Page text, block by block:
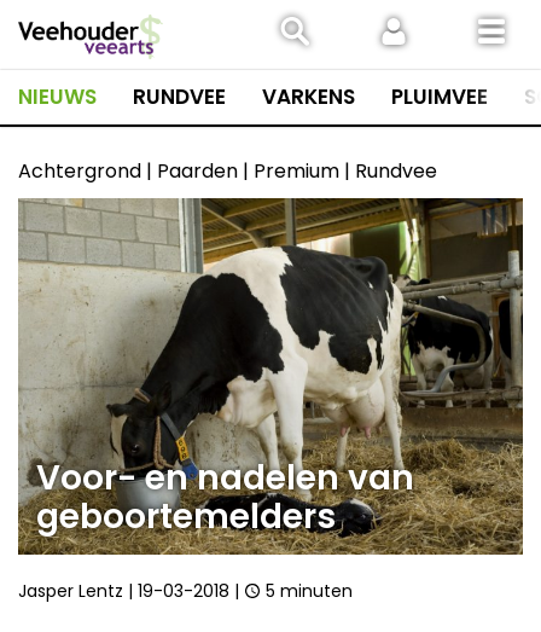
naar
inhoud
NIEUWS RUNDVEE VARKENS PLUIMVEE
Achtergrond | Paarden | Premium | Rundvee
Voor- en nadelen van
geboortemelders
Jasper Lentz | 19-03-2018 | 5 minuten